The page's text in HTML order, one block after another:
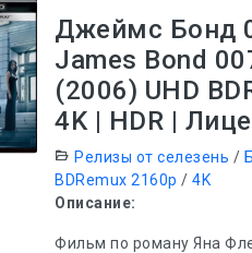
Джеймс Бонд
James Bond
(2006) UHD
4K | HDR |
Релизы от селезень /
BDRemux 2160p /4K
Описание:
Фильм по роману Яна